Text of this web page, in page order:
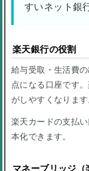
すいネット銀
楽天銀行の役割
給与受取・生活費
点になる口座です
がしやすくなります
楽天カードの支払
本化できます。
マネーブリッジ（